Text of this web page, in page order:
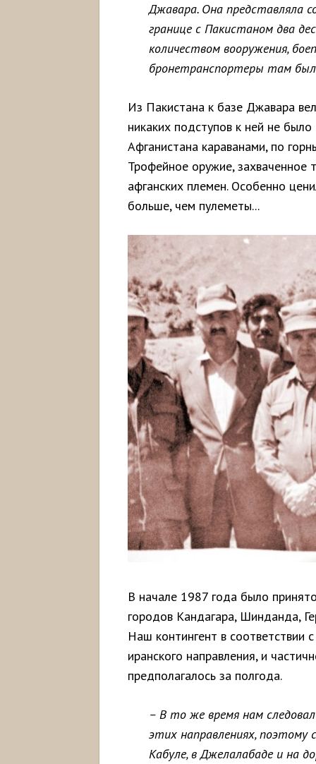
Джавара. Она представляла
границе с Пакистаном два
количеством вооружения,
бронетранспортеры там
Из Пакистана к базе Джавара
никаких подступов к ней не
Афганистана караванами, по
Трофейное оружие, захваченное
афганских племен. Особенно
больше, чем пулеметы...
В начале 1987 года было
городов Кандагара, Шинданда,
Наш контингент в соответствии
иранского направления, и
предполагалось за полгода.
– В то же время нам
этих направлениях, поэтому
Кабуле, в Джелалабаде и на